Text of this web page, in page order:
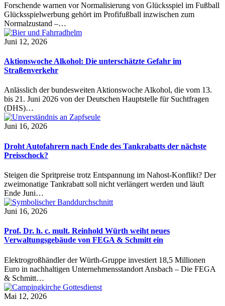
Forschende warnen vor Normalisierung von Glücksspiel im Fußball
Glücksspielwerbung gehört im Profifußball inzwischen zum
Normalzustand –…
Juni 12, 2026
Aktionswoche Alkohol: Die unterschätzte Gefahr im
Straßenverkehr
Anlässlich der bundesweiten Aktionswoche Alkohol, die vom 13.
bis 21. Juni 2026 von der Deutschen Hauptstelle für Suchtfragen
(DHS)…
Juni 16, 2026
Droht Autofahrern nach Ende des Tankrabatts der nächste
Preisschock?
Steigen die Spritpreise trotz Entspannung im Nahost-Konflikt? Der
zweimonatige Tankrabatt soll nicht verlängert werden und läuft
Ende Juni…
Juni 16, 2026
Prof. Dr. h. c. mult. Reinhold Würth weiht neues
Verwaltungsgebäude von FEGA & Schmitt ein
Elektrogroßhändler der Würth-Gruppe investiert 18,5 Millionen
Euro in nachhaltigen Unternehmensstandort Ansbach – Die FEGA
& Schmitt…
Mai 12, 2026